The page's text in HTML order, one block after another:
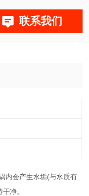
联系我们
内会产生水垢(与水质有
净。